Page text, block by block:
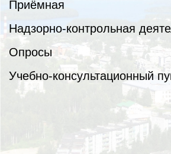
Приёмная
Надзорно-контрольная
Опросы
Учебно-консультационный